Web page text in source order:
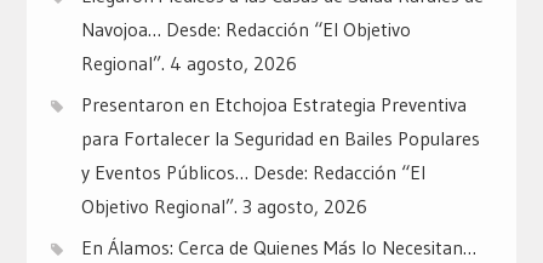
Navojoa… Desde: Redacción “El Objetivo
Regional”. 4 agosto, 2026
Presentaron en Etchojoa Estrategia Preventiva
para Fortalecer la Seguridad en Bailes Populares
y Eventos Públicos… Desde: Redacción “El
Objetivo Regional”. 3 agosto, 2026
En Álamos: Cerca de Quienes Más lo Necesitan…